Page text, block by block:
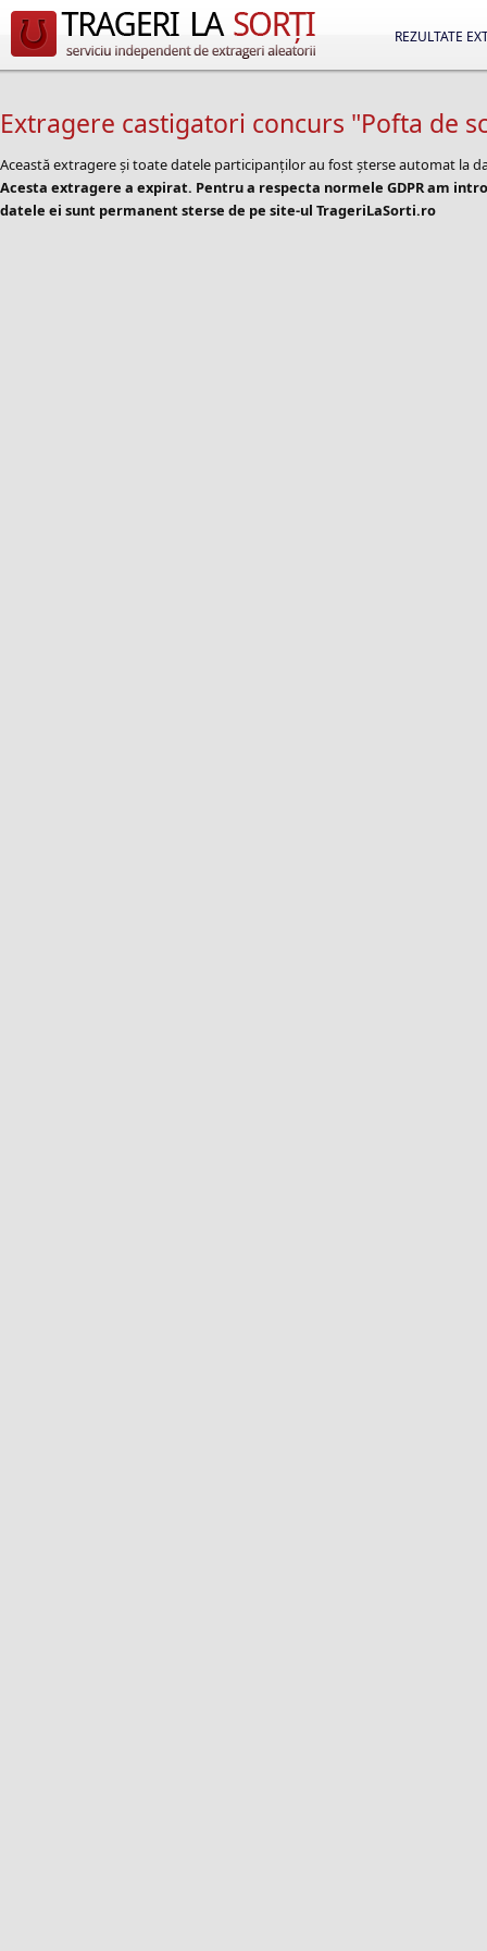
REZULTATE
Extragere castigatori concurs "Pofta de
Această extragere și toate datele participanților au fost șterse automat la
Acesta extragere a expirat. Pentru a respecta normele GDPR am
datele ei sunt permanent sterse de pe site-ul TrageriLaSorti.ro